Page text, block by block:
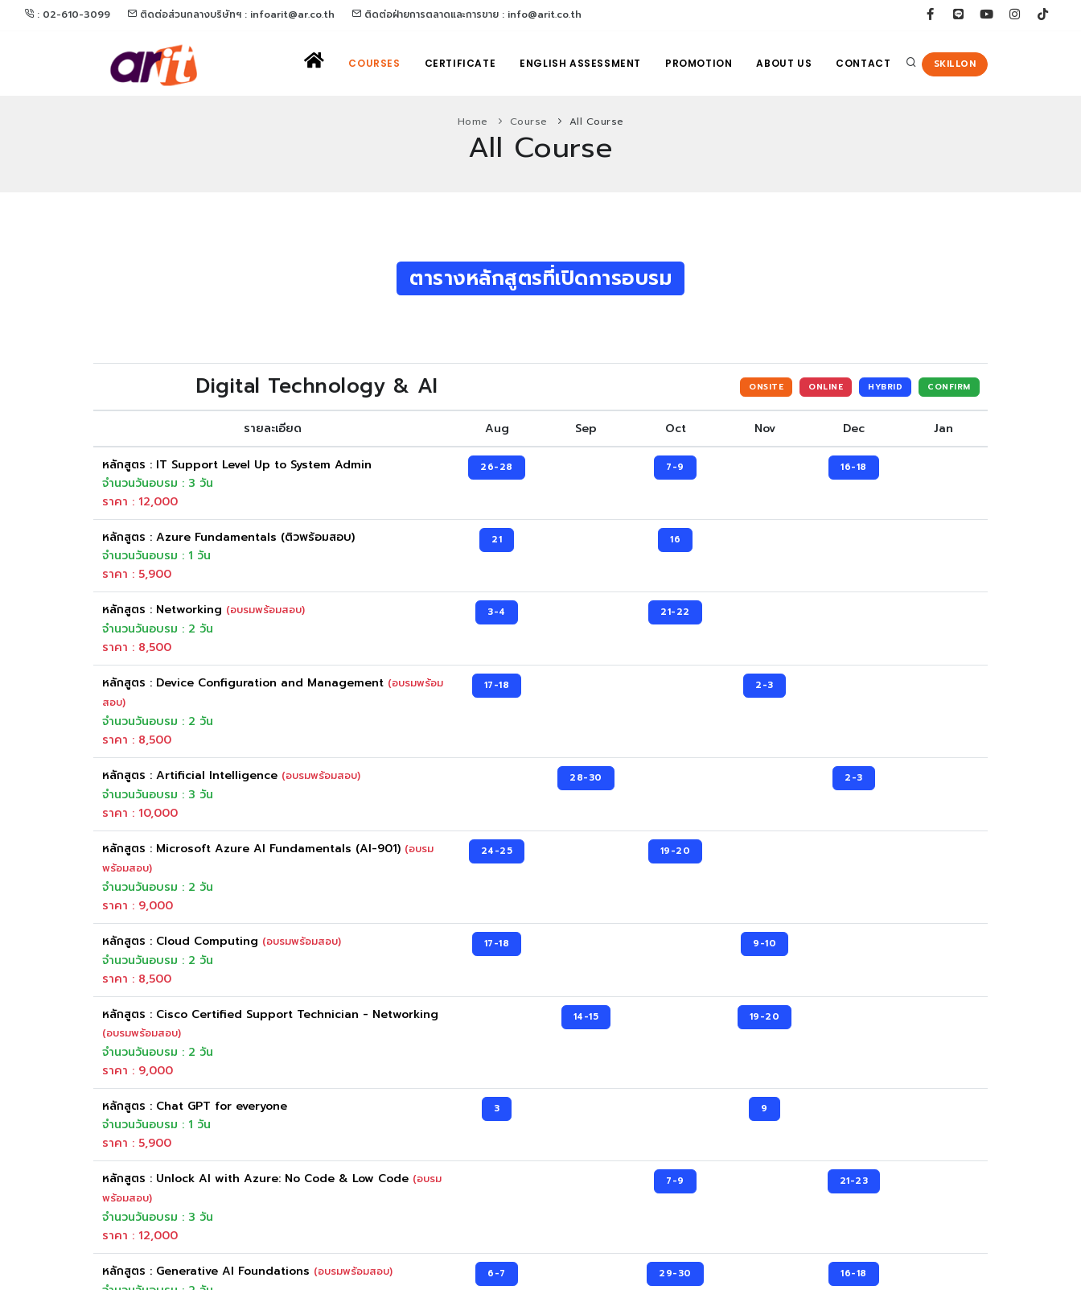
: 02-610-3099 ติดต่อส่วนกลางบริษัทฯ : infoarit@ar.co.th ติดต่อฝ่ายการตลาดและการขาย : info@arit.co.th
SKILLON
COURSES CERTIFICATE ENGLISH ASSESSMENT PROMOTION ABOUT US CONTACT
Home Course All Course
All Course
ตารางหลักสูตรที่เปิดการอบรม
Digital Technology & AI ONSITE ONLINE HYBRID CONFIRM
รายละเอียด Aug Sep Oct Nov Dec Jan
หลักสูตร : IT Support Level Up to System Admin
จำนวนวันอบรม : 3 วัน
ราคา : 12,000
26-28 7-9 16-18
หลักสูตร : Azure Fundamentals (ติวพร้อมสอบ)
จำนวนวันอบรม : 1 วัน
ราคา : 5,900
21 16
หลักสูตร : Networking (อบรมพร้อมสอบ)
จำนวนวันอบรม : 2 วัน
ราคา : 8,500
3-4 21-22
หลักสูตร : Device Configuration and Management (อบรมพร้อม
สอบ)
จำนวนวันอบรม : 2 วัน
ราคา : 8,500
17-18 2-3
หลักสูตร : Artificial Intelligence (อบรมพร้อมสอบ)
จำนวนวันอบรม : 3 วัน
ราคา : 10,000
28-30 2-3
หลักสูตร : Microsoft Azure AI Fundamentals (AI-901) (อบรม
พร้อมสอบ)
จำนวนวันอบรม : 2 วัน
ราคา : 9,000
24-25 19-20
หลักสูตร : Cloud Computing (อบรมพร้อมสอบ)
จำนวนวันอบรม : 2 วัน
ราคา : 8,500
17-18 9-10
หลักสูตร : Cisco Certified Support Technician - Networking
(อบรมพร้อมสอบ)
จำนวนวันอบรม : 2 วัน
ราคา : 9,000
14-15 19-20
หลักสูตร : Chat GPT for everyone
จำนวนวันอบรม : 1 วัน
ราคา : 5,900
3 9
หลักสูตร : Unlock AI with Azure: No Code & Low Code (อบรม
พร้อมสอบ)
จำนวนวันอบรม : 3 วัน
ราคา : 12,000
7-9 21-23
หลักสูตร : Generative AI Foundations (อบรมพร้อมสอบ) 6-7 29-30 16-18